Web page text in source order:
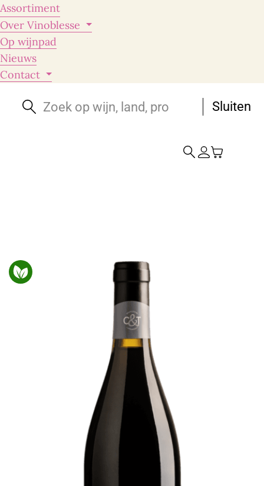
Assortiment
Over Vinoblesse
Op wijnpad
Nieuws
Contact
Sluiten